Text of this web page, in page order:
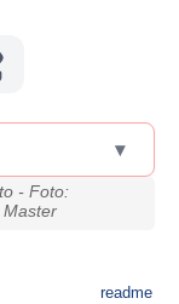
▾
- Foto:
Master
readme